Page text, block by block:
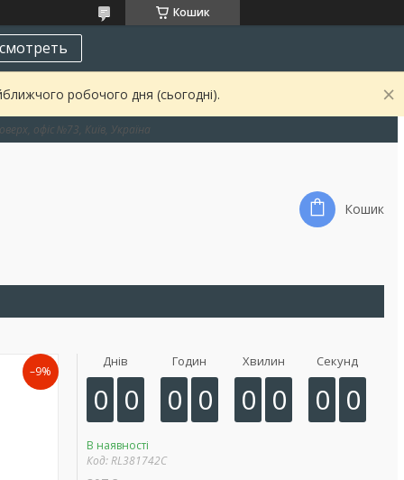
Кошик
робочого дня (сьогодні).
офіс №73, Київ, Україна
Кошик
–9%
Днів
0 0
Годин
0 0
Хвилин
0 0
Секунд
0 0
В наявності
Код:RL381742C